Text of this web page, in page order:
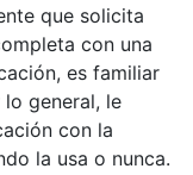
que solicita
con una
es familiar
general, le
con la
la usa o nunca.